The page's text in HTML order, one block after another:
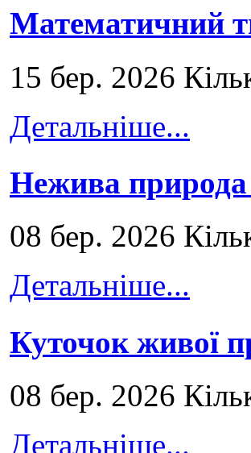
Математичний
15 бер. 2026
Детальніше...
Нежива
08 бер. 2026
Детальніше...
Куточок живої
08 бер. 2026
Детальніше...